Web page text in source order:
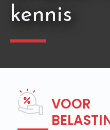
kennis
VOOR